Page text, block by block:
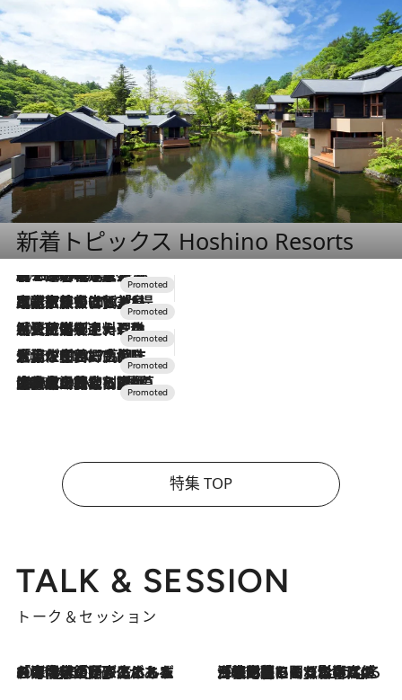
新着トピックス Hoshino Resorts
2026.8.7
【トンボの足水浴】ヒノキの香りに包まれて涼感マックス！約13℃の湧水かけ流しを避暑地「星野温泉 トンボの湯」で体験
2026.7.31
【ホテル帰省】という選択肢をOMOが提案。家族とほどよい距離を保つには「昼は実家、夜は気兼ねなくホテルで！」
2026.7.24
【夏限定ディナーコース】旬を迎える稚鮎や花ズッキーニなどをイタリア・トスカーナの郷土料理の手法で満喫！
2026.7.17
「土佐和ハーブかき氷」がOMO7高知に登場！生姜、山椒、大葉など目にも舌にも涼を呼ぶ郷土の味
2026.7.10
NEW OPEN！【界 草津】名湯の地に誕生。趣の異なる2種の温泉と上州ならではの会席・蕎麦割烹など美食を味わう究極の癒やし旅
特集 TOP
TALK & SESSION
トーク＆セッション
2026.8.3
「今後値上げがあるとすれば…」「リスクがあるのは今年の冬」エネルギー専門家が語る、ホルムズ海峡封鎖が家庭にもたらす“ある心配” 2026.8.3
「住宅建てられない…」「サーチャージ料の高値が続いている」ホルムズ海峡封鎖による影響はいつまで続く？《エネルギー専門家に聞く“どうなる日本の暮らし”》